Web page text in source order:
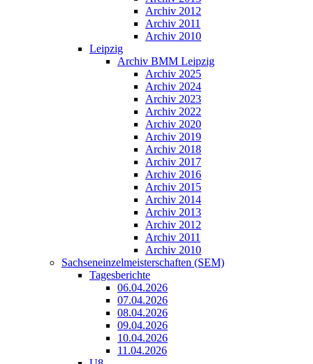
Archiv 2012
Archiv 2011
Archiv 2010
Leipzig
Archiv BMM Leipzig
Archiv 2025
Archiv 2024
Archiv 2023
Archiv 2022
Archiv 2020
Archiv 2019
Archiv 2018
Archiv 2017
Archiv 2016
Archiv 2015
Archiv 2014
Archiv 2013
Archiv 2012
Archiv 2011
Archiv 2010
Sachseneinzelmeisterschaften (SEM)
Tagesberichte
06.04.2026
07.04.2026
08.04.2026
09.04.2026
10.04.2026
11.04.2026